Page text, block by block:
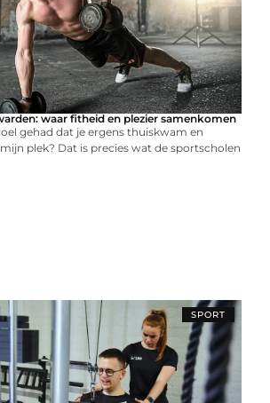
waar fitheid en plezier samenkomen
gehad dat je ergens thuiskwam en
plek? Dat is precies wat de sportscholen
SPORT